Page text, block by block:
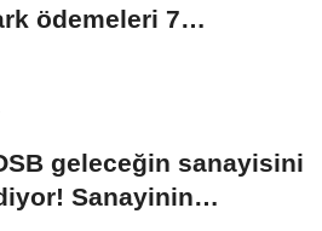
ödemeleri 7
geleceğin sanayisini
Sanayinin